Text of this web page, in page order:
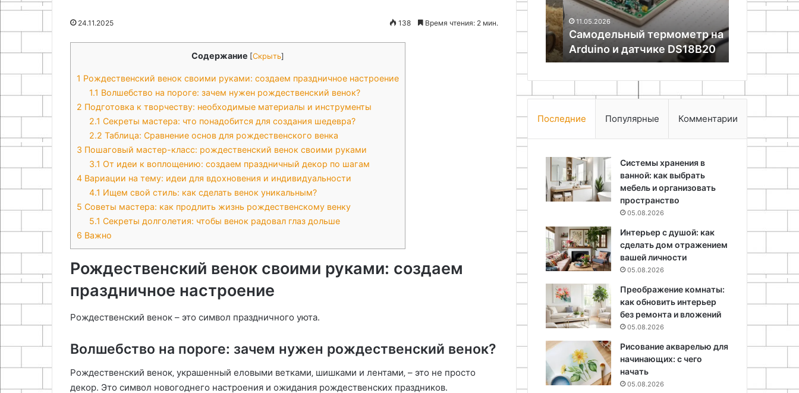
24.11.2025 138 Время чтения: 2 мин.
Содержание [Скрыть]
1 Рождественский венок своими руками: создаем праздничное настроение
1.1 Волшебство на пороге: зачем нужен рождественский венок?
2 Подготовка к творчеству: необходимые материалы и инструменты
2.1 Секреты мастера: что понадобится для создания шедевра?
2.2 Таблица: Сравнение основ для рождественского венка
3 Пошаговый мастер-класс: рождественский венок своими руками
3.1 От идеи к воплощению: создаем праздничный декор по шагам
4 Вариации на тему: идеи для вдохновения и индивидуальности
4.1 Ищем свой стиль: как сделать венок уникальным?
5 Советы мастера: как продлить жизнь рождественскому венку
5.1 Секреты долголетия: чтобы венок радовал глаз дольше
6 Важно
Рождественский венок своими руками: создаем
праздничное настроение
Рождественский венок – это символ праздничного уюта.
Волшебство на пороге: зачем нужен рождественский венок?
Рождественский венок‚ украшенный еловыми ветками‚ шишками и лентами‚ – это не просто
декор. Это символ новогоднего настроения и ожидания рождественских праздников.
07.05.2026
Самодельный стробоскоп для
настройки зажигания своими
Особенности конструкции и
принцип действия роторной
сенорезки на базе дисковых
DS18B20
11.05.2026
Самодельный термометр на
Arduino и датчике DS18B20
хорошего
05.08.2026
создать
хорошего
Последние Популярные Комментарии
Системы хранения в
ванной: как выбрать
мебель и организовать
пространство
05.08.2026
Интерьер с душой: как
сделать дом отражением
вашей личности
05.08.2026
Преображение комнаты:
как обновить интерьер
без ремонта и вложений
05.08.2026
Рисование акварелью для
начинающих: с чего
начать
05.08.2026